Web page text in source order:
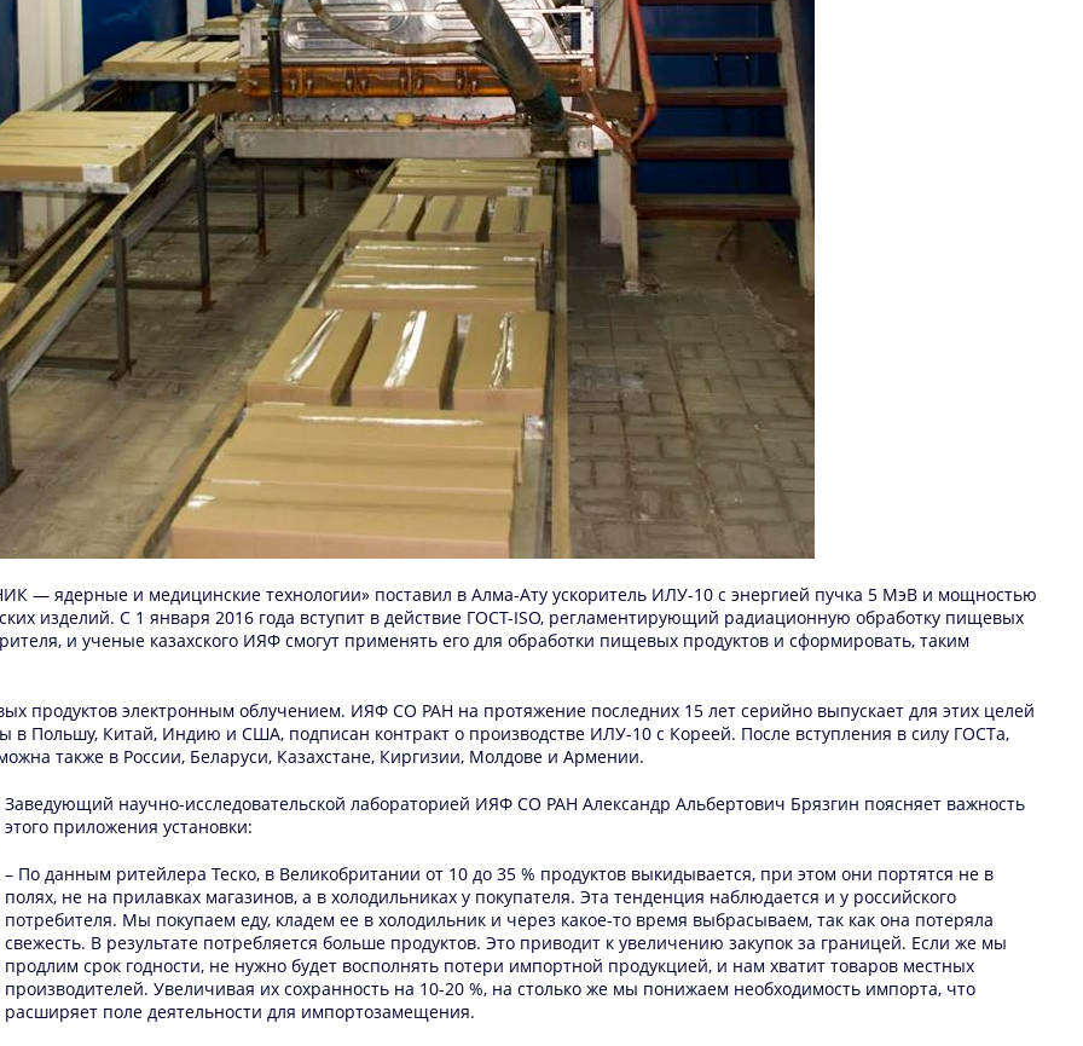
— ядерные и медицинские технологии» поставил в Алма-Ату ускоритель ИЛУ-10 с энергией пучка 5 МэВ и мощностью
изделий. С 1 января 2016 года вступит в действие ГОСТ-ISO, регламентирующий радиационную обработку пищевых
и ученые казахского ИЯФ смогут применять его для обработки пищевых продуктов и сформировать, таким
продуктов электронным облучением. ИЯФ СО РАН на протяжение последних 15 лет серийно выпускает для этих целей
в Польшу, Китай, Индию и США, подписан контракт о производстве ИЛУ-10 с Кореей. После вступления в силу ГОСТа,
также в России, Беларуси, Казахстане, Киргизии, Молдове и Армении.
Заведующий научно-исследовательской лабораторией ИЯФ СО РАН Александр Альбертович Брязгин поясняет важность
этого приложения установки:
– По данным ритейлера Теско, в Великобритании от 10 до 35 % продуктов выкидывается, при этом они портятся не в
полях, не на прилавках магазинов, а в холодильниках у покупателя. Эта тенденция наблюдается и у российского
потребителя. Мы покупаем еду, кладем ее в холодильник и через какое-то время выбрасываем, так как она потеряла
свежесть. В результате потребляется больше продуктов. Это приводит к увеличению закупок за границей. Если же мы
продлим срок годности, не нужно будет восполнять потери импортной продукцией, и нам хватит товаров местных
производителей. Увеличивая их сохранность на 10-20 %, на столько же мы понижаем необходимость импорта, что
расширяет поле деятельности для импортозамещения.